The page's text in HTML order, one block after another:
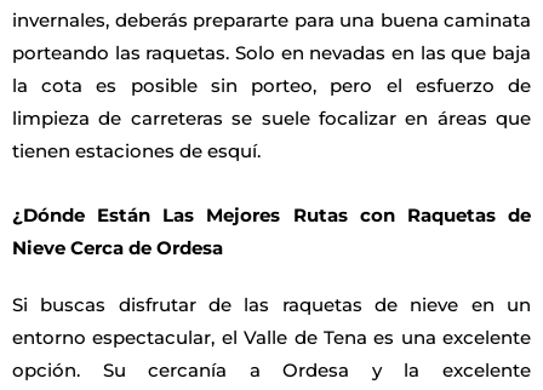
invernales, deberás prepararte para una buena caminata
porteando las raquetas. Solo en nevadas en las que baja
la cota es posible sin porteo, pero el esfuerzo de
limpieza de carreteras se suele focalizar en áreas que
tienen estaciones de esquí.
¿Dónde Están Las Mejores Rutas con Raquetas de
Nieve Cerca de Ordesa
Si buscas disfrutar de las raquetas de nieve en un
entorno espectacular, el Valle de Tena es una excelente
opción. Su cercanía a Ordesa y la excelente